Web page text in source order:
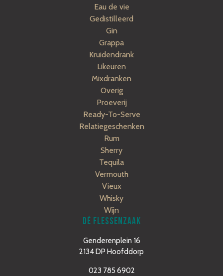
Eau de vie
Gedistilleerd
Gin
Grappa
Kruidendrank
Likeuren
Mixdranken
Overig
Proeverij
Ready-To-Serve
Relatiegeschenken
Rum
Sherry
Tequila
Vermouth
Vieux
Whisky
Wijn
DÉ FLESSENZAAK
Genderenplein 16
2134 DP Hoofddorp
023 785 6902